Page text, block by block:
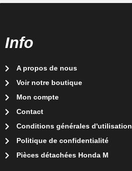
Info
A propos de nous
Voir notre boutique
Mon compte
Contact
Conditions générales d'utilisation
Politique de confidentialité
Pièces détachées Honda M